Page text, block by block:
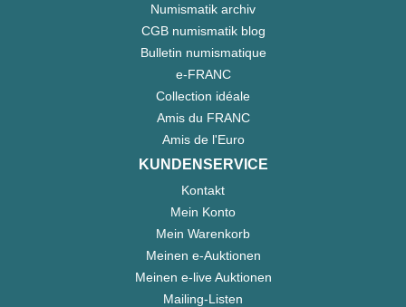
Numismatik archiv
CGB numismatik blog
Bulletin numismatique
e-FRANC
Collection idéale
Amis du FRANC
Amis de l'Euro
KUNDENSERVICE
Kontakt
Mein Konto
Mein Warenkorb
Meinen e-Auktionen
Meinen e-live Auktionen
Mailing-Listen